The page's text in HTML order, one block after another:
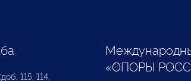
115, 114,
«ОПОРЫ